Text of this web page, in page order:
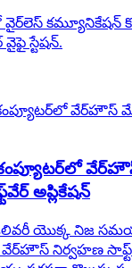
వైర్‌లెస్ కమ్యూనికేషన్
స్టేషన్.
అప్లికేషన్
డెలివరీ యొక్క నిజ
వేర్‌హౌస్ నిర్వహణ